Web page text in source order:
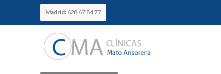
Madrid: 628 67 84 77